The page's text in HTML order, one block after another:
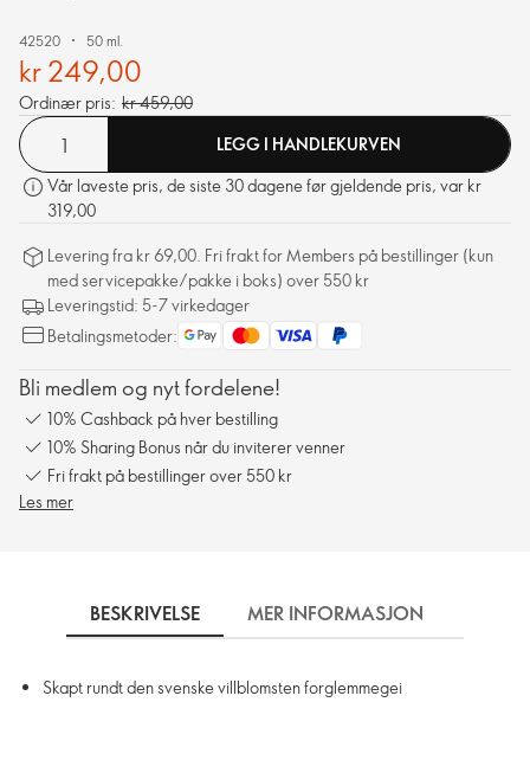
42520 50 ml.
kr 249,00
Ordinær pris: kr 459,00
LEGG I HANDLEKURVEN
Vår laveste pris, de siste 30 dagene før gjeldende pris, var kr
319,00
Levering fra kr 69,00. Fri frakt for Members på bestillinger (kun
med servicepakke/pakke i boks) over 550 kr
Leveringstid: 5-7 virkedager
Betalingsmetoder:
Bli medlem og nyt fordelene!
10% Cashback på hver bestilling
10% Sharing Bonus når du inviterer venner
Fri frakt på bestillinger over 550 kr
Les mer
BESKRIVELSE MER INFORMASJON
Skapt rundt den svenske villblomsten forglemmegei